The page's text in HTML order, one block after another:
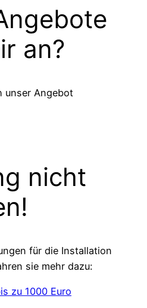
an?
unser Angebot
nicht
für die Installation
sie mehr dazu:
zu 1000 Euro